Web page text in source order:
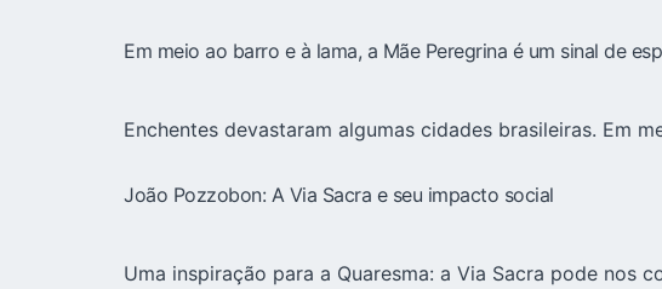
Em meio ao barro e à lama, a Mãe Peregrina é um sinal de
Enchentes devastaram algumas cidades brasileiras. Em
João Pozzobon: A Via Sacra e seu impacto social
Uma inspiração para a Quaresma: a Via Sacra pode nos